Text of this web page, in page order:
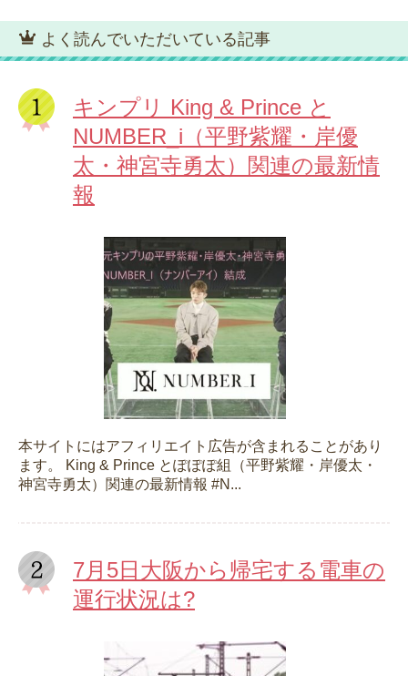
よく読んでいただいている記事
キンプリ King & Prince と
NUMBER_i（平野紫耀・岸優
太・神宮寺勇太）関連の最新情
報
本サイトにはアフィリエイト広告が含まれることがあり
ます。 King & Prince とぽぽぽ組（平野紫耀・岸優太・
神宮寺勇太）関連の最新情報 #N...
7月5日大阪から帰宅する電車の
運行状況は?